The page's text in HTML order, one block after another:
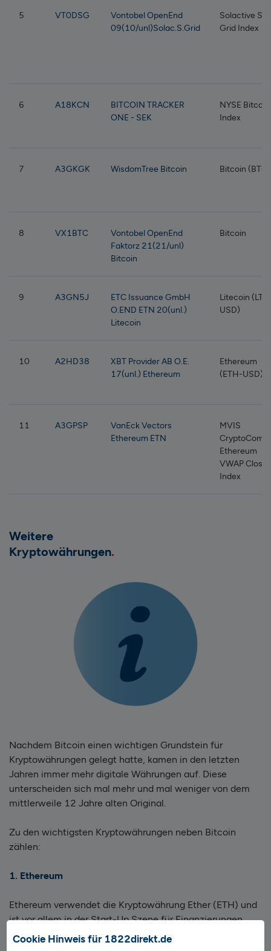
Cookie Hinweis für 1822direkt.de
5 VT0DSG
Vontobel OpenEnd
09(10/unl)Solac.S.Grid
Solactive
Grid Index
6 A18KCN
BITCOIN TRACKER
ONE - SEK
NYSE Bitcoin
Index
7 A3GKGK WisdomTree Bitcoin Bitcoin (BTC)
8 VX1BTC
Vontobel OpenEnd
Faktorz 21(21/unl)
Bitcoin
Bitcoin
9 A3GN5J
ETC Issuance GmbH
O.END ETN 20(unl.)
Litecoin
Litecoin
USD)
10 A2HD38
XBT Provider AB O.E.
17(unl.) Ethereum
Ethereum
(ETH-USD)
11 A3GPSP
VanEck Vectors
Ethereum ETN
MVIS
Ethereum
VWAP Close
Index
Weitere
Kryptowährungen
Nachdem Bitcoin einen wichtigen Grundstein für
Kryptowährungen gelegt hatte, kamen in den letzten
Jahren immer mehr digitale Währungen auf. Diese
unterscheiden sich mal mehr und mal weniger von dem
mittlerweile 12 Jahre alten Original.
Zu den wichtigsten Kryptowährungen neben Bitcoin
zählen:
1. Ethereum
Ethereum verwendet die Kryptowährung Ether (ETH) und
ist vor allem in der Start-Up Szene für Finanzierungen
bekannt und wird dort viel genutzt. Das Entwicklerteam